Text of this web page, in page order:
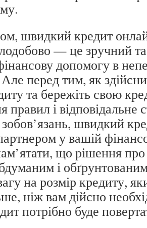
швидкий кредит
— це зручний
допомогу в
перед тим, як
та бережіть свою
правил і відповідальне
швидкий
у вашій
що рішення
і
на розмір кредиту,
ніж вам дійсно
потрібно буде